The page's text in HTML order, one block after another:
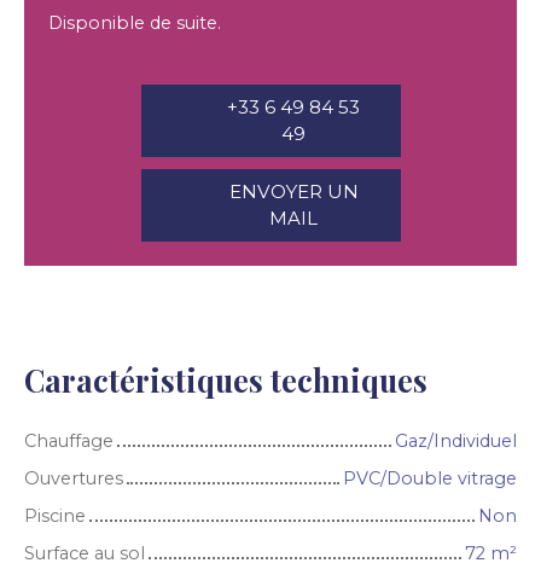
Disponible de suite.
+33 6 49 84 53
49
ENVOYER UN
MAIL
Caractéristiques techniques
Chauffage
Gaz/Individuel
Ouvertures
PVC/Double vitrage
Piscine
Non
Surface au sol
72 m²